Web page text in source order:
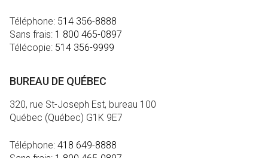
Téléphone: 514 356-8888
Sans frais: 1 800 465-0897
Télécopie: 514 356-9999
BUREAU DE QUÉBEC
320, rue St-Joseph Est, bureau 100
Québec (Québec) G1K 9E7
Téléphone: 418 649-8888